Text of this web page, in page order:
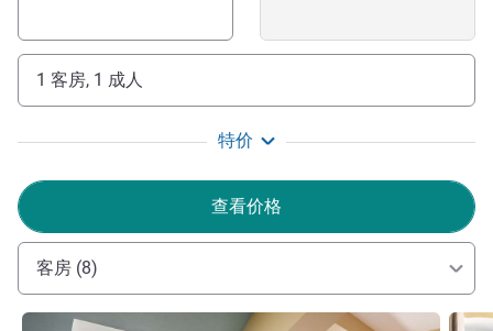
1 客房, 1 成人
特价
查看价格
客房 (8)
请参阅详情 请参